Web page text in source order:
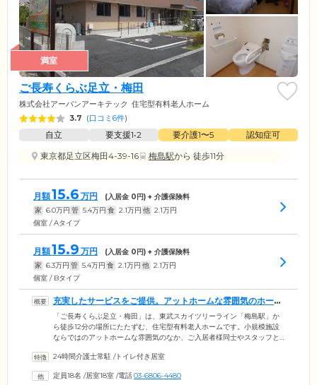
満室
ご長寿くらぶ足立・梅田
株式会社アーバンアーキテック 住宅型有料老人ホーム
3.7 (口コミ6件)
自立 要支援1•2 要介護1〜5
認知症可
東京都足立区梅田4-39-16
梅島駅から 徒歩11分
月額15.6 万円 (入居金 0円) + 介護保険料
家 6.0万円 管 5.4万円 食 2.1万円 他 2.1万円
個室 / Aタイプ
月額15.9 万円 (入居金 0円) + 介護保険料
家 6.3万円 管 5.4万円 食 2.1万円 他 2.1万円
個室 / Bタイプ
充実したサービスをご提供。アットホームな雰囲気のホーム
です
「ご長寿くらぶ足立・梅田」は、東武スカイツリーライン「梅島駅」か
ら徒歩12分の場所にたたずむ、住宅型有料老人ホームです。小規模施設
ならではのアットホームな雰囲気のなか、ご入居者様同士やスタッフと
ていただけるように、往診の手配のほか、薬のお預かり、食事の見守
状態に合わせて、併設の訪問介護のご利用も可能です。また、認知症ケ
24時間介護士常駐 /トイレ付き居室
定員18名 /居室18室 /電話03-6806-4480